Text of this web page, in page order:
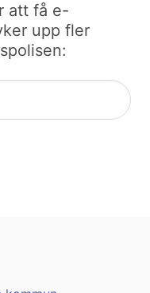
att få e-
upp fler